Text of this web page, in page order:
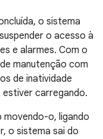
o sistema
o acesso à
e alarmes. Com o
manutenção com
de inatividade
estiver carregando.
movendo-o, ligando
o sistema sai do